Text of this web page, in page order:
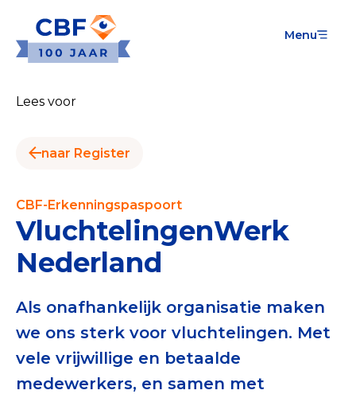
Menu
Goede Doelen
CBF-Erkenning aanvragen
Publiek
Veilig geven met het CBF-keurmerk
Check het CBF-keurmerk van een goed doel
Download de Geef Gerust Checklist
Tips bij doneren: zo geef je veilig
Lees voor
naar Register
CBF-Erkenningspaspoort
VluchtelingenWerk
Nederland
Als onafhankelijk organisatie maken
we ons sterk voor vluchtelingen. Met
vele vrijwillige en betaalde
medewerkers, en samen met